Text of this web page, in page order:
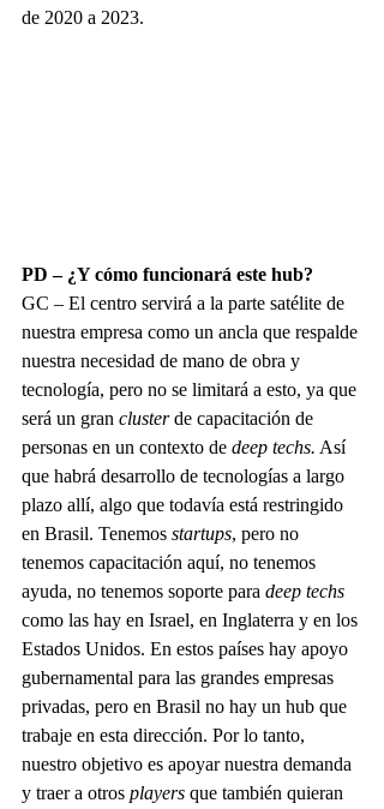
de 2020 a 2023.
PD – ¿Y cómo funcionará este hub?
GC – El centro servirá a la parte satélite de
nuestra empresa como un ancla que respalde
nuestra necesidad de mano de obra y
tecnología, pero no se limitará a esto, ya que
será un gran cluster de capacitación de
personas en un contexto de deep techs. Así
que habrá desarrollo de tecnologías a largo
plazo allí, algo que todavía está restringido
en Brasil. Tenemos startups, pero no
tenemos capacitación aquí, no tenemos
ayuda, no tenemos soporte para deep techs
como las hay en Israel, en Inglaterra y en los
Estados Unidos. En estos países hay apoyo
gubernamental para las grandes empresas
privadas, pero en Brasil no hay un hub que
trabaje en esta dirección. Por lo tanto,
nuestro objetivo es apoyar nuestra demanda
y traer a otros players que también quieran